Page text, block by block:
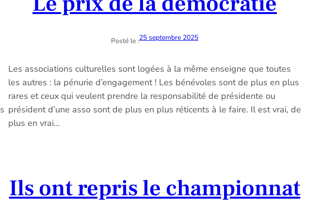
Posté le :25 septembre 2025
Les associations culturelles sont logées à la même enseigne que toutes
les autres : la pénurie d’engagement ! Les bénévoles sont de plus en plus
rares et ceux qui veulent prendre la responsabilité de présidente ou
président d’une asso sont de plus en plus réticents à le faire. Il est vrai, de
plus en vrai…
Ils ont repris le championnat